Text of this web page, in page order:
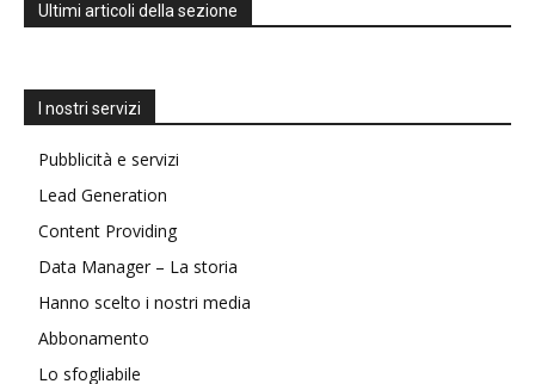
Ultimi articoli della sezione
I nostri servizi
Pubblicità e servizi
Lead Generation
Content Providing
Data Manager – La storia
Hanno scelto i nostri media
Abbonamento
Lo sfogliabile